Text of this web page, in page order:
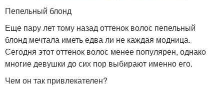
Пепельный блонд
Еще пару лет тому назад оттенок волос пепельный
блонд мечтала иметь едва ли не каждая модница.
Сегодня этот оттенок волос менее популярен, однако
многие девушки до сих пор выбирают именно его.
Чем он так привлекателен?